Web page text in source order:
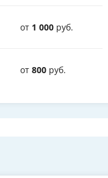
от 1 000 руб.
от 800 руб.